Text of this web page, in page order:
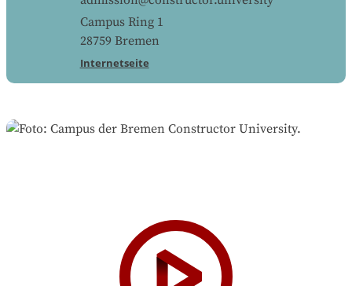
Campus Ring 1
28759 Bremen
Internetseite